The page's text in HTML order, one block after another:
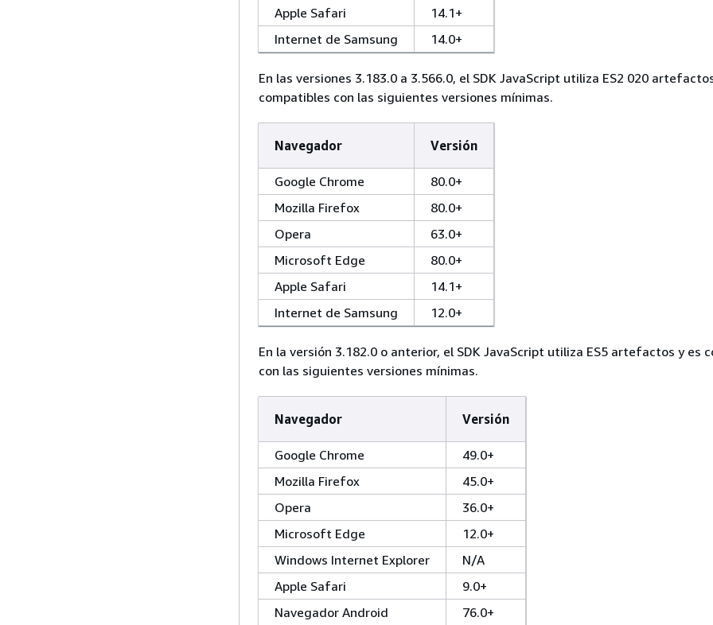
Apple Safari
14.1+
Internet de Samsung
14.0+
En las versiones 3.183.0 a 3.566.0, el SDK JavaScript utiliza ES2 020
compatibles con las siguientes versiones mínimas.
Navegador Versión
Google Chrome
80.0+
Mozilla Firefox
80.0+
Opera
63.0+
Microsoft Edge
80.0+
Apple Safari
14.1+
Internet de Samsung
12.0+
En la versión 3.182.0 o anterior, el SDK JavaScript utiliza ES5 artefactos y es
con las siguientes versiones mínimas.
Navegador Versión
Google Chrome
49.0+
Mozilla Firefox
45.0+
Opera
36.0+
Microsoft Edge
12.0+
Windows Internet Explorer
N/A
Apple Safari
9.0+
Navegador Android
76.0+